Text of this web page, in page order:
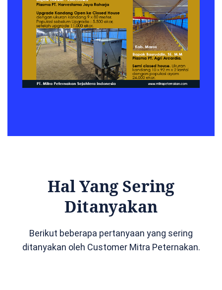
Hal Yang Sering
Ditanyakan
Berikut beberapa pertanyaan yang sering
ditanyakan oleh Customer Mitra Peternakan.